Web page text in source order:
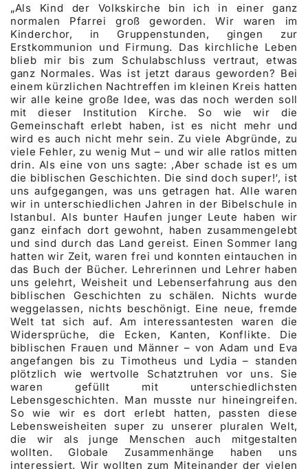
„Als Kind der Volkskirche bin ich in einer ganz
normalen Pfarrei groß geworden. Wir waren im
Kinderchor, in Gruppenstunden, gingen zur
Erstkommunion und Firmung. Das kirchliche Leben
blieb mir bis zum Schulabschluss vertraut, etwas
ganz Normales. Was ist jetzt daraus geworden? Bei
einem kürzlichen Nachtreffen im kleinen Kreis hatten
wir alle keine große Idee, was das noch werden soll
mit dieser Institution Kirche. So wie wir die
Gemeinschaft erlebt haben, ist es nicht mehr und
wird es auch nicht mehr sein. Zu viele Abgründe, zu
viele Fehler, zu wenig Mut – und wir alle ratlos mitten
drin. Als eine von uns sagte: ,Aber schade ist es um
die biblischen Geschichten. Die sind doch super!‘, ist
uns aufgegangen, was uns getragen hat. Alle waren
wir in unterschiedlichen Jahren in der Bibelschule in
Istanbul. Als bunter Haufen junger Leute haben wir
ganz einfach dort gewohnt, haben zusammengelebt
und sind durch das Land gereist. Einen Sommer lang
hatten wir Zeit, waren frei und konnten eintauchen in
das Buch der Bücher. Lehrerinnen und Lehrer haben
uns gelehrt, Weisheit und Lebenserfahrung aus den
biblischen Geschichten zu schälen. Nichts wurde
weggelassen, nichts beschönigt. Eine neue, fremde
Welt tat sich auf. Am interessantesten waren die
Widersprüche, die Ecken, Kanten, Konflikte. Die
biblischen Frauen und Männer – von Adam und Eva
angefangen bis zu Timotheus und Lydia – standen
plötzlich wie wertvolle Schatztruhen vor uns. Sie
waren gefüllt mit unterschiedlichsten
Lebensgeschichten. Man musste nur hineingreifen.
So wie wir es dort erlebt hatten, passten diese
Lebensweisheiten super zu unserer pluralen Welt,
die wir als junge Menschen auch mitgestalten
wollten. Globale Zusammenhänge haben uns
interessiert. Wir wollten zum Miteinander der vielen